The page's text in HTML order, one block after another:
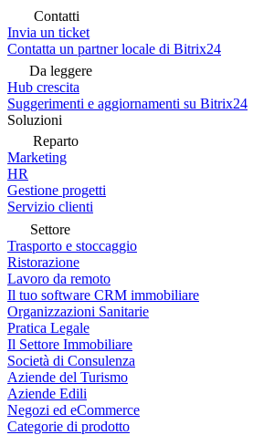
Contatti
Invia un ticket
Contatta un partner locale di Bitrix24
Da leggere
Hub crescita
Suggerimenti e aggiornamenti su Bitrix24
Soluzioni
Reparto
Marketing
HR
Gestione progetti
Servizio clienti
Settore
Trasporto e stoccaggio
Ristorazione
Lavoro da remoto
Il tuo software CRM immobiliare
Organizzazioni Sanitarie
Pratica Legale
Il Settore Immobiliare
Società di Consulenza
Aziende del Turismo
Aziende Edili
Negozi ed eCommerce
Categorie di prodotto